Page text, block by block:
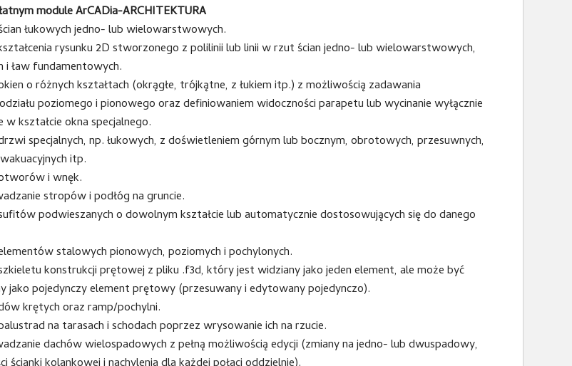
module ArCADia-ARCHITEKTURA
łukowych jedno- lub wielowarstwowych.
rysunku 2D stworzonego z polilinii lub linii w rzut ścian jedno- lub wielowarstwowych,
i ław fundamentowych.
o różnych kształtach (okrągłe, trójkątne, z łukiem itp.) z możliwością zadawania
poziomego i pionowego oraz definiowaniem widoczności parapetu lub wycinanie wyłącznie
kształcie okna specjalnego.
specjalnych, np. łukowych, z doświetleniem górnym lub bocznym, obrotowych, przesuwnych,
itp.
i wnęk.
stropów i podłóg na gruncie.
podwieszanych o dowolnym kształcie lub automatycznie dostosowujących się do danego
stalowych pionowych, poziomych i pochylonych.
konstrukcji prętowej z pliku .f3d, który jest widziany jako jeden element, ale może być
jako pojedynczy element prętowy (przesuwany i edytowany pojedynczo).
krętych oraz ramp/pochylni.
na tarasach i schodach poprzez wrysowanie ich na rzucie.
dachów wielospadowych z pełną możliwością edycji (zmiany na jedno- lub dwuspadowy,